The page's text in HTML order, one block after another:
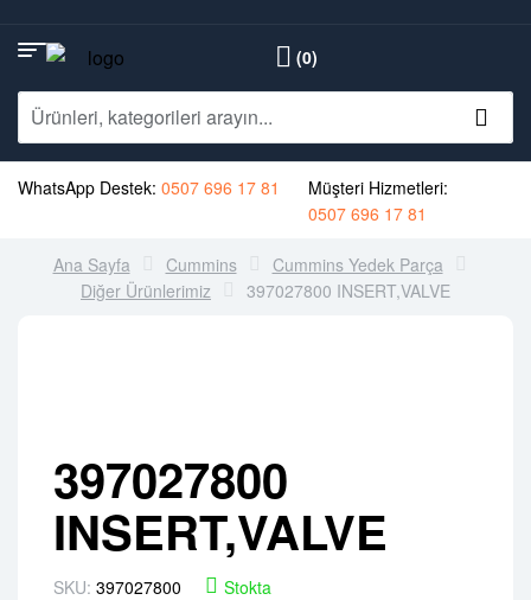
(0)
WhatsApp Destek: 0507 696 17 81
Müşteri Hizmetleri:
0507 696 17 81
Ana Sayfa Cummins
Cummins Yedek Parça
Diğer Ürünlerimiz
397027800 INSERT,VALVE
397027800
INSERT,VALVE
SKU: 397027800 Stokta